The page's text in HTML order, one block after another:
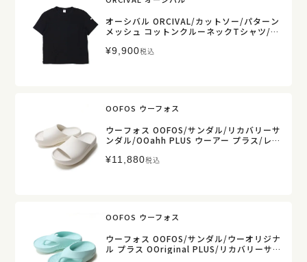
オーシバル ORCIVAL/カットソー/パターン
メッシュ コットンクルーネックTシャツ/O
¥9,900税込
OOFOS ウーフォス
ウーフォス OOFOS/サンダル/リカバリーサ
ンダル/OOahh PLUS ウーアー プラス/レ
¥11,880税込
OOFOS ウーフォス
ウーフォス OOFOS/サンダル/ウーオリジナ
ル プラス OOriginal PLUS/リカバリーサ